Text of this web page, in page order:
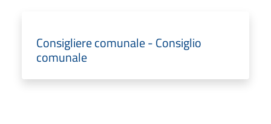
Consigliere comunale - Consiglio
comunale